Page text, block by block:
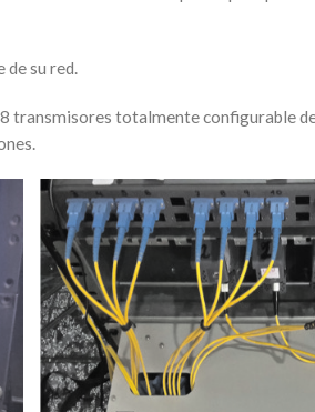
de su red.
transmisores totalmente configurable